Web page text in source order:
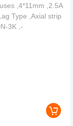
,4*11mm ,2.5A
Type ,Axial strip
3K ,-